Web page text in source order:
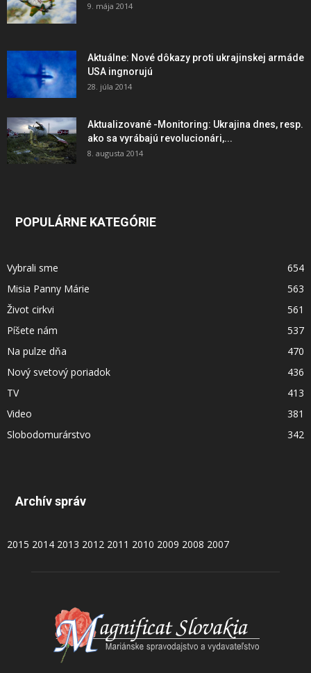
9. mája 2014
Aktuálne: Nové dôkazy proti ukrajinskej armáde
USA ingnorujú
28. júla 2014
Aktualizované -Monitoring: Ukrajina dnes, resp.
ako sa vyrábajú revolucionári,...
8. augusta 2014
POPULÁRNE KATEGÓRIE
Vybrali sme
654
Misia Panny Márie
563
Život cirkvi
561
Píšete nám
537
Na pulze dňa
470
Nový svetový poriadok
436
TV
413
Video
381
Slobodomurárstvo
342
Archív správ
2015 2014 2013 2012 2011 2010 2009 2008 2007